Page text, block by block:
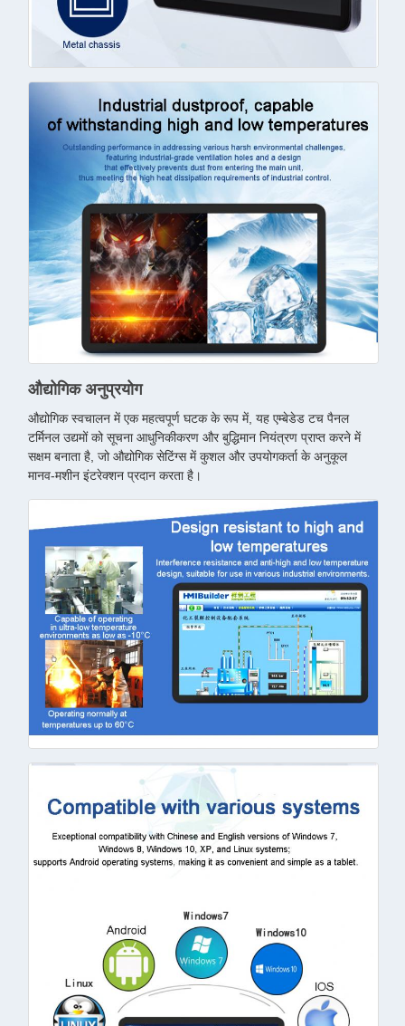
औद्योगिक अनुप्रयोग
औद्योगिक स्वचालन में एक महत्वपूर्ण घटक के रूप में, यह एम्बेडेड टच पैनल
टर्मिनल उद्यमों को सूचना आधुनिकीकरण और बुद्धिमान नियंत्रण प्राप्त करने में
सक्षम बनाता है, जो औद्योगिक सेटिंग्स में कुशल और उपयोगकर्ता के अनुकूल
मानव-मशीन इंटरेक्शन प्रदान करता है।